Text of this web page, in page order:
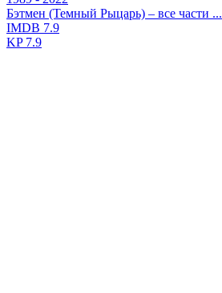
Бэтмен (Темный Рыцарь) – все части ...
IMDB 7.9
KP7.9